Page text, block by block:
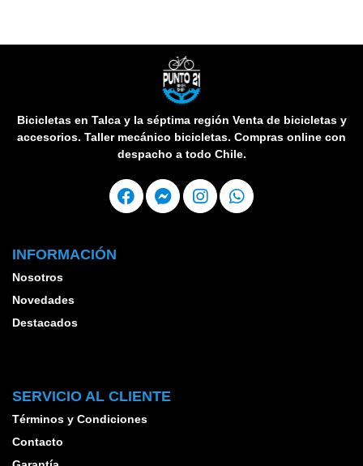
Bicicletas en Talca y la séptima región Venta de bicicletas y
accesorios. Taller mecánico bicicletas. Compras online con
despacho a todo Chile.
INFORMACIÓN
Nosotros
Novedades
Destacados
SERVICIO AL CLIENTE
Términos y Condiciones
Contacto